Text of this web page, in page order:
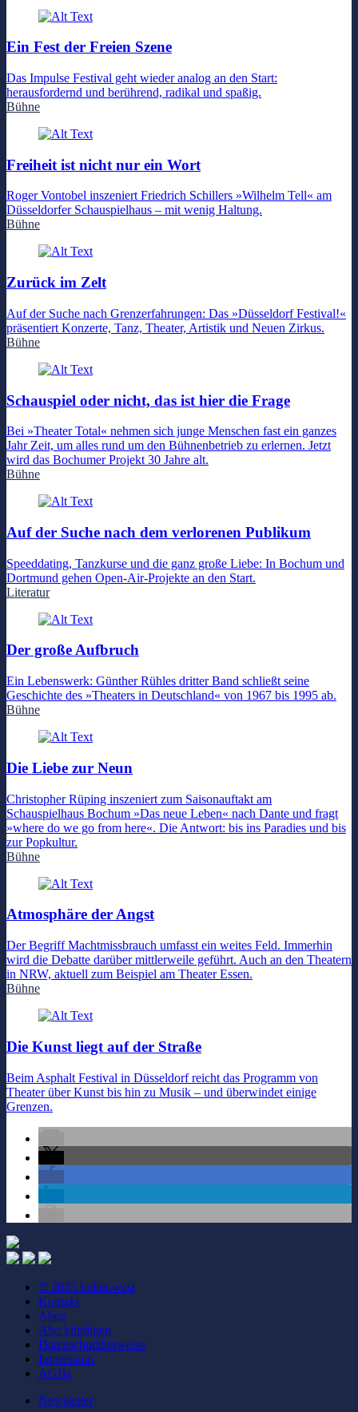
Ein Fest der Freien Szene
Das Impulse Festival geht wieder analog an den Start:
herausfordernd und berührend, radikal und spaßig.
Bühne
Freiheit ist nicht nur ein Wort
Roger Vontobel inszeniert Friedrich Schillers »Wilhelm Tell« am
Düsseldorfer Schauspielhaus – mit wenig Haltung.
Bühne
Zurück im Zelt
Auf der Suche nach Grenzerfahrungen: Das »Düsseldorf Festival!«
präsentiert Konzerte, Tanz, Theater, Artistik und Neuen Zirkus.
Bühne
Schauspiel oder nicht, das ist hier die Frage
Bei »Theater Total« nehmen sich junge Menschen fast ein ganzes
Jahr Zeit, um alles rund um den Bühnenbetrieb zu erlernen. Jetzt
wird das Bochumer Projekt 30 Jahre alt.
Bühne
Auf der Suche nach dem verlorenen Publikum
Speeddating, Tanzkurse und die ganz große Liebe: In Bochum und
Dortmund gehen Open-Air-Projekte an den Start.
Literatur
Der große Aufbruch
Ein Lebenswerk: Günther Rühles dritter Band schließt seine
Geschichte des »Theaters in Deutschland« von 1967 bis 1995 ab.
Bühne
Die Liebe zur Neun
Christopher Rüping inszeniert zum Saisonauftakt am
Schauspielhaus Bochum »Das neue Leben« nach Dante und fragt
»where do we go from here«. Die Antwort: bis ins Paradies und bis
zur Popkultur.
Bühne
Atmosphäre der Angst
Der Begriff Machtmissbrauch umfasst ein weites Feld. Immerhin
wird die Debatte darüber mittlerweile geführt. Auch an den Theatern
in NRW, aktuell zum Beispiel am Theater Essen.
Bühne
Die Kunst liegt auf der Straße
Beim Asphalt Festival in Düsseldorf reicht das Programm von
Theater über Kunst bis hin zu Musik – und überwindet einige
Grenzen.
© 2025 kultur.west
Kontakt
Abos
Abo kündigen
Datenschutzhinweise
Impressum
AGBs
Newsletter